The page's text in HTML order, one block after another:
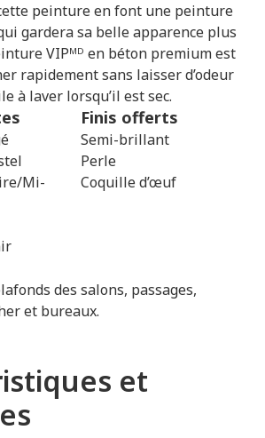
peinture en font une peinture
gardera sa belle apparence plus
VIPᴹᴰ en béton premium est
rapidement sans laisser d’odeur
à laver lorsqu’il est sec.
Mi-
Finis offerts
Semi-brillant
Perle
Coquille d’œuf
des salons, passages,
et bureaux.
et